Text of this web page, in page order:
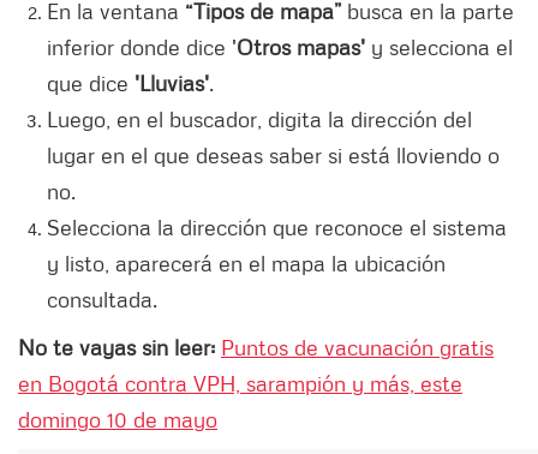
En la ventana “Tipos de mapa” busca en la parte
inferior donde dice 'Otros mapas' y selecciona el
que dice 'Lluvias'.
Luego, en el buscador, digita la dirección del
lugar en el que deseas saber si está lloviendo o
no.
Selecciona la dirección que reconoce el sistema
y listo, aparecerá en el mapa la ubicación
consultada.
No te vayas sin leer: Puntos de vacunación gratis
en Bogotá contra VPH, sarampión y más, este
domingo 10 de mayo